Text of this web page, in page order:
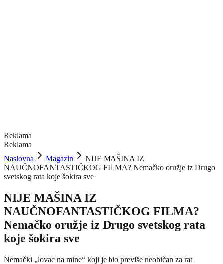
Reklama
Reklama
Naslovna
Magazin
NIJE MAŠINA IZ
NAUČNOFANTASTIČKOG FILMA? Nemačko oružje iz Drugo
svetskog rata koje šokira sve
NIJE MAŠINA IZ
NAUČNOFANTASTIČKOG FILMA?
Nemačko oružje iz Drugo svetskog rata
koje šokira sve
Nemački „lovac na mine“ koji je bio previše neobičan za rat